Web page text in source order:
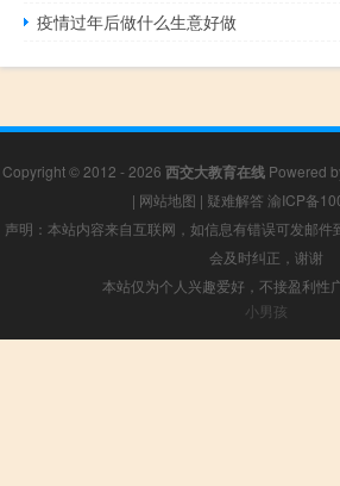
疫情过年后做什么生意好做
Copyright © 2012 - 2026 西交大教育在线Powered
| 网站地图 | 疑难解答 渝ICP备
声明：本站内容来自互联网，如信息有错误可发邮
会及时纠正，谢谢
本站仅为个人兴趣爱好，不接盈利性
小男孩